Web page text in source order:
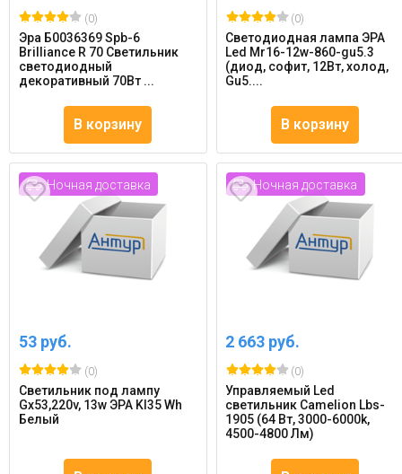
(0)
Эра Б0036369 Spb-6
Brilliance R 70 Светильник
светодиодный
декоративный 70Вт ...
В корзину
(0)
Светодиодная лампа ЭРА
Led Mr16-12w-860-gu5.3
(диод, софит, 12Вт, холод,
Gu5....
В корзину
Ночная доставка
53 руб.
(0)
Светильник под лампу
Gx53,220v, 13w ЭРА Kl35 Wh
Белый
Ночная доставка
2 663 руб.
(0)
Управляемый Led
светильник Camelion Lbs-
1905 (64 Вт, 3000-6000k,
4500-4800 Лм)